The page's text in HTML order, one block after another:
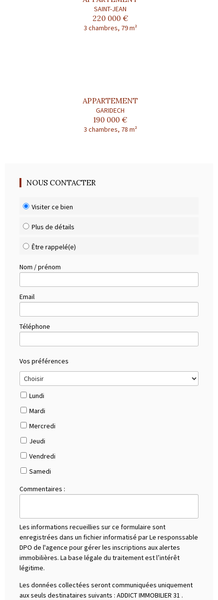
SAINT-JEAN
220 000 €
3 chambres, 79 m²
APPARTEMENT
GARIDECH
190 000 €
3 chambres, 78 m²
NOUS CONTACTER
Visiter ce bien
Plus de détails
Être rappelé(e)
Nom / prénom
Email
Téléphone
Vos préférences
Lundi
Mardi
Mercredi
Jeudi
Vendredi
Samedi
Commentaires :
Les informations recueillies sur ce formulaire sont
enregistrées dans un fichier informatisé par Le responssable
DPO de l'agence pour gérer les inscriptions aux alertes
immobilières. La base légale du traitement est l’intérêt
légitime.
Les données collectées seront communiquées uniquement
aux seuls destinataires suivants : ADDICT IMMOBILIER 31 .